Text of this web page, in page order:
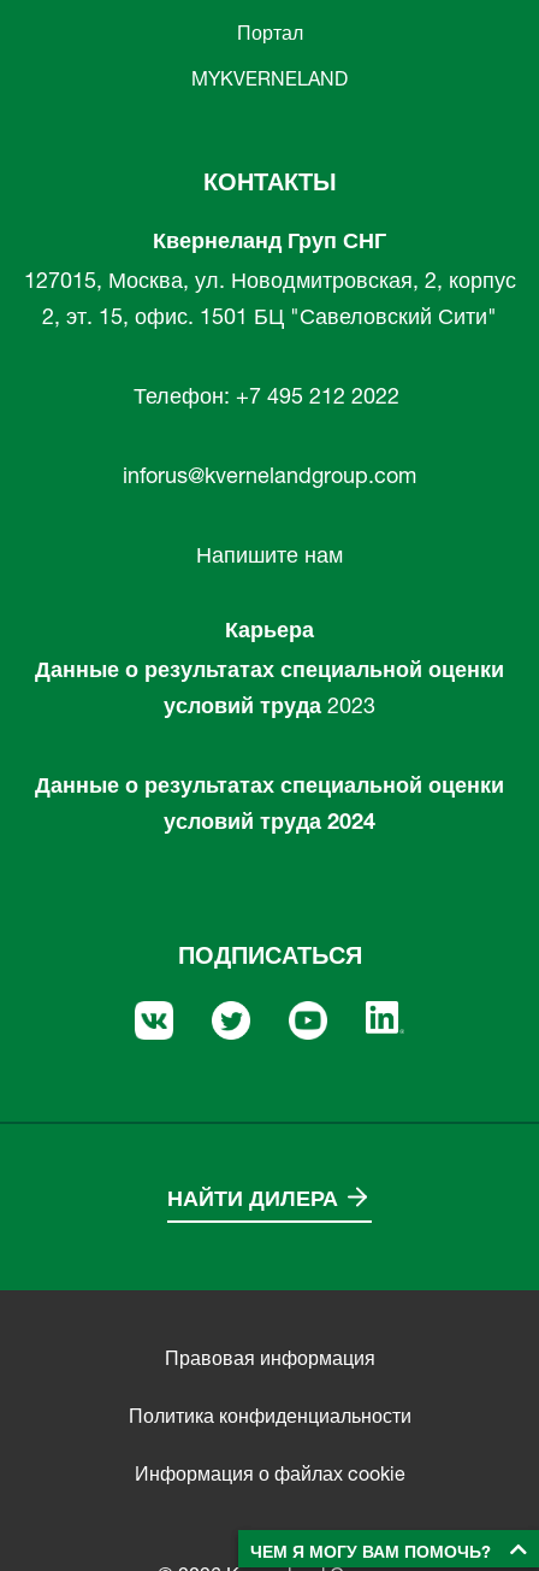
ЧЕМ Я МОГУ ВАМ ПОМОЧЬ?
Портал
MYKVERNELAND
КОНТАКТЫ
Квернеланд Груп СНГ
127015, Москва, ул. Новодмитровская, 2, корпус
2, эт. 15, офис. 1501 БЦ "Савеловский Сити"
Телефон: +7 495 212 2022
inforus@kvernelandgroup.com
Напишите нам
Карьера
Данные о результатах специальной оценки
условий труда 2023
Данные о результатах специальной оценки
условий труда 2024
ПОДПИСАТЬСЯ
НАЙТИ ДИЛЕРА
Правовая информация
Политика конфиденциальности
Информация о файлах cookie